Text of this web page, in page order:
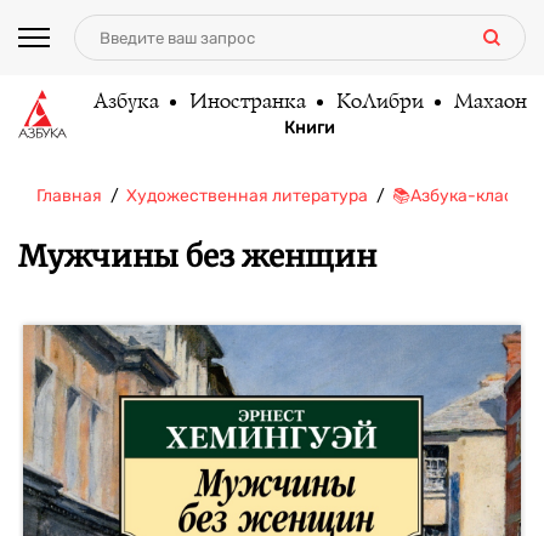
Азбука Иностранка КоЛибри Махаон
Книги
Главная Художественная литература 📚Азбука-
Мужчины без женщин